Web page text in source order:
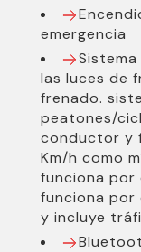
emergencia
las luces de
frenado.
peatones/
conductor y
Km/h como
funciona por
funciona por
y incluye